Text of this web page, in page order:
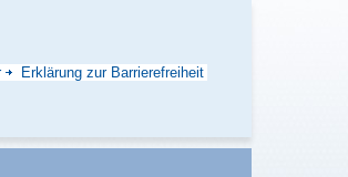
Erklärung zur Barrierefreiheit